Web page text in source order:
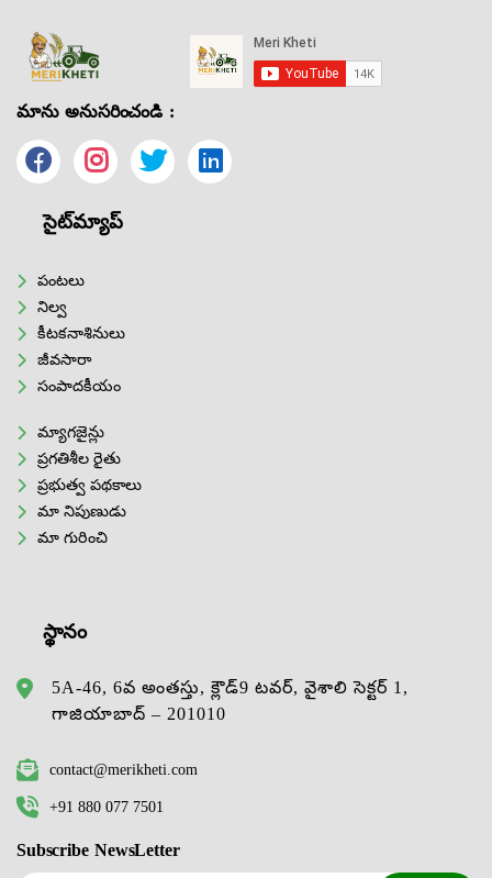
మాను అనుసరించండి :
సైట్‌మ్యాప్
పంటలు
నిల్వ
కీటకనాశినులు
జీవసారా
సంపాదకీయం
మ్యాగజైన్లు
ప్రగతిశీల రైతు
ప్రభుత్వ పథకాలు
మా నిపుణుడు
మా గురించి
స్థానం
5A-46, 6వ అంతస్తు, క్లౌడ్9 టవర్, వైశాలి సెక్టర్ 1,
గాజియాబాద్ – 201010
contact@merikheti.com
+91 880 077 7501
Subscribe NewsLetter